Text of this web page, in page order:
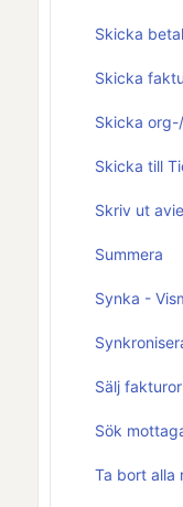
Skicka
Skicka
Skicka
Skicka till
Skriv ut
Summera
Synka -
Sälj fakturor
Sök
Ta bort alla